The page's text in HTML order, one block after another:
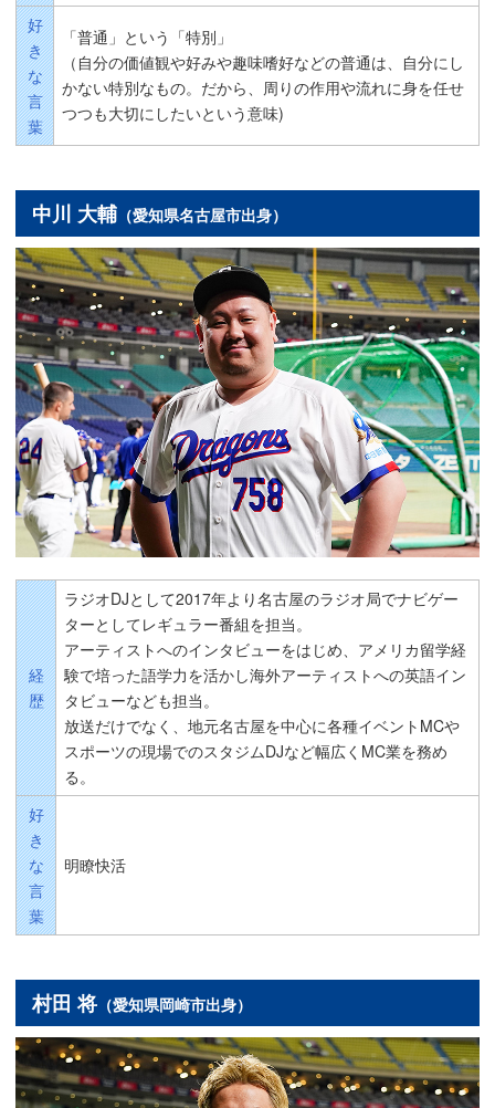
好
き
な
言
葉
「普通」という「特別」
（自分の価値観や好みや趣味嗜好などの普通は、自分にし
かない特別なもの。だから、周りの作用や流れに身を任せ
つつも大切にしたいという意味)
中川 大輔 （愛知県名古屋市出身）
経
歴
ラジオDJとして2017年より名古屋のラジオ局でナビゲー
ターとしてレギュラー番組を担当。
アーティストへのインタビューをはじめ、アメリカ留学経
験で培った語学力を活かし海外アーティストへの英語イン
タビューなども担当。
放送だけでなく、地元名古屋を中心に各種イベントMCや
スポーツの現場でのスタジムDJなど幅広くMC業を務め
る。
好
き
な
言
葉
明瞭快活
村田 将 （愛知県岡崎市出身）